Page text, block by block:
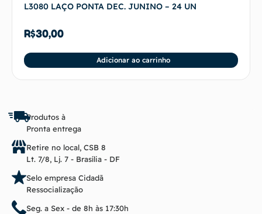
L3080 LAÇO PONTA DEC. JUNINO – 24 UN
R$30,00
Adicionar ao carrinho
Produtos à
Pronta entrega
Retire no local, CSB 8
Lt. 7/8, Lj. 7 - Brasília - DF
Selo empresa Cidadã
Ressocialização
Seg. a Sex - de 8h às 17:30h